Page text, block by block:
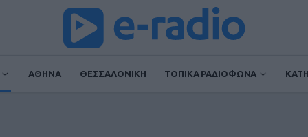
ΑΘΗΝΑ ΘΕΣΣΑΛΟΝΙΚΗ ΤΟΠΙΚΑ ΡΑΔΙΟΦΩΝΑ